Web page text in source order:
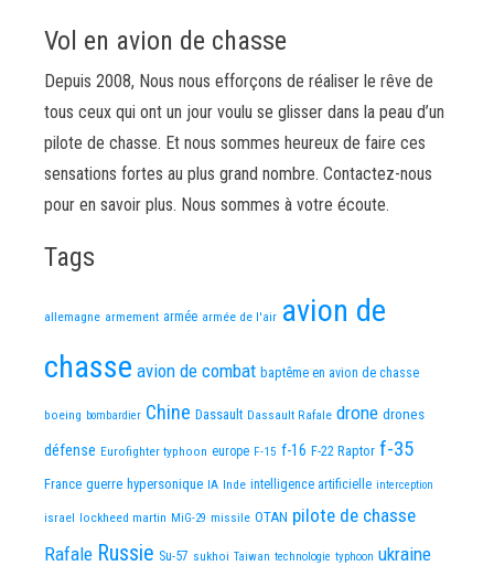
Vol en avion de chasse
Depuis 2008, Nous nous efforçons de réaliser le rêve de
tous ceux qui ont un jour voulu se glisser dans la peau d’un
pilote de chasse. Et nous sommes heureux de faire ces
sensations fortes au plus grand nombre. Contactez-nous
pour en savoir plus. Nous sommes à votre écoute.
Tags
allemagne armement armée armée de l'air avion de
chasse avion de combat baptême en avion de chasse
boeing bombardier Chine Dassault Dassault Rafale drone drones
défense Eurofighter typhoon europe F-15 f-16 F-22 Raptor f-35
France guerre hypersonique IA Inde intelligence artificielle interception
israel lockheed martin MiG-29 missile OTAN pilote de chasse
Rafale Russie Su-57 sukhoi Taiwan technologie typhoon ukraine